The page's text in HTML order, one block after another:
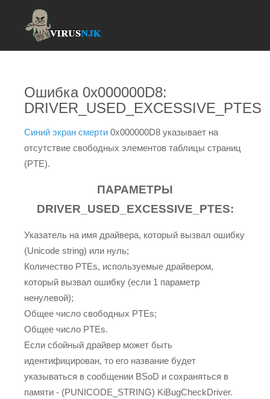
Ошибка 0x000000D8:
DRIVER_USED_EXCESSIVE_PTES
Синий экран смерти 0x000000D8 указывает на
отсутствие свободных элементов таблицы страниц
(PTE).
ПАРАМЕТРЫ
DRIVER_USED_EXCESSIVE_PTES:
Указатель на имя драйвера, который вызвал ошибку
(Unicode string) или нуль;
Количество PTEs, используемые драйвером,
который вызвал ошибку (если 1 параметр
ненулевой);
Общее число свободных PTEs;
Общее число PTEs.
Если сбойный драйвер может быть
идентифицирован, то его название будет
указываться в сообщении BSoD и сохраняться в
памяти - (PUNICODE_STRING) KiBugCheckDriver.